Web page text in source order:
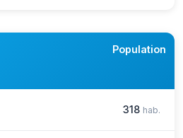
Population
318 hab.